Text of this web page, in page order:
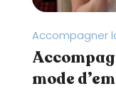
Accompagner
mode